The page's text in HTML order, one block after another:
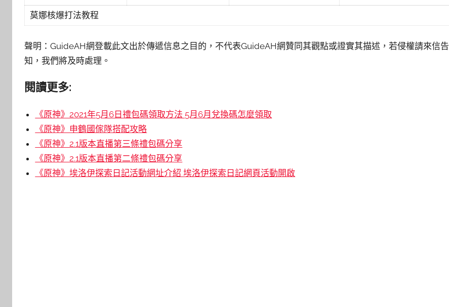
莫娜核爆打法教程
聲明：GuideAH網登載此文出於傳遞信息之目的，不代表GuideAH網贊同其觀點或證實其描述，若侵權請來信告
知，我們將及時處理。
閱讀更多:
《原神》2021年5月6日禮包碼領取方法 5月6月兌換碼怎麼領取
《原神》申鶴國傢隊搭配攻略
《原神》2.1版本直播第三條禮包碼分享
《原神》2.1版本直播第二條禮包碼分享
《原神》埃洛伊探索日記活動網址介紹 埃洛伊探索日記網頁活動開啟